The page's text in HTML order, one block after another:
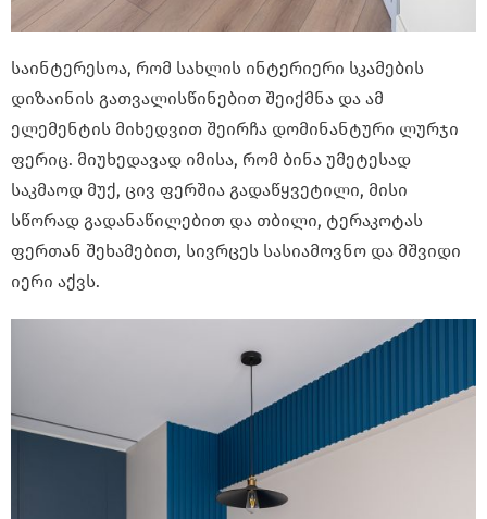
საინტერესოა, რომ სახლის ინტერიერი სკამების
დიზაინის გათვალისწინებით შეიქმნა და ამ
ელემენტის მიხედვით შეირჩა დომინანტური ლურჯი
ფერიც. მიუხედავად იმისა, რომ ბინა უმეტესად
საკმაოდ მუქ, ცივ ფერშია გადაწყვეტილი, მისი
სწორად გადანაწილებით და თბილი, ტერაკოტას
ფერთან შეხამებით, სივრცეს სასიამოვნო და მშვიდი
იერი აქვს.